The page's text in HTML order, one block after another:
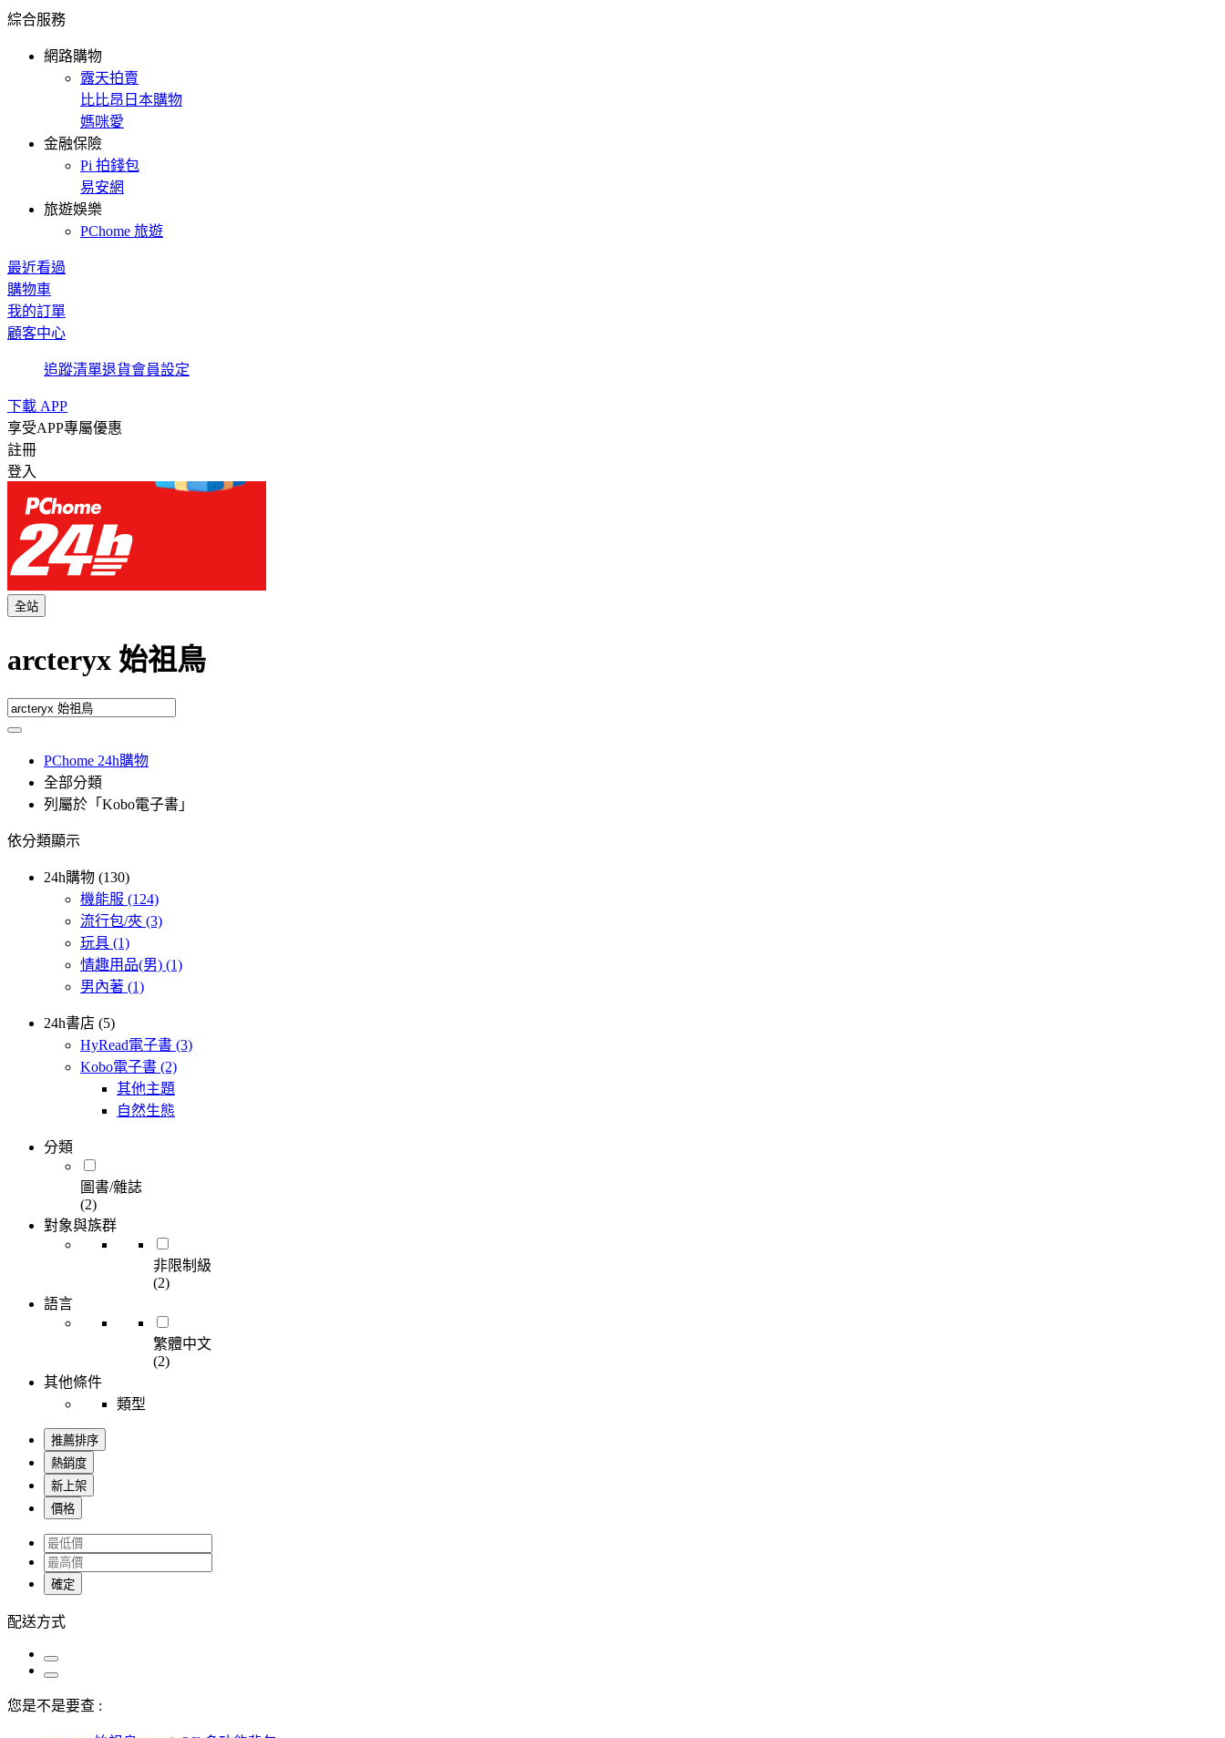
綜合服務
網路購物
露天拍賣
比比昂日本購物
媽咪愛
金融保險
Pi 拍錢包
易安網
旅遊娛樂
PChome 旅遊
最近看過
購物車
我的訂單
顧客中心
追蹤清單退貨會員設定
下載 APP
享受APP專屬優惠
註冊
登入
全站
arcteryx 始祖鳥
PChome 24h購物
全部分類
列屬於「Kobo電子書」
依分類顯示
24h購物 (130)
機能服 (124)
流行包/夾 (3)
玩具 (1)
情趣用品(男) (1)
男內著 (1)
24h書店 (5)
HyRead電子書 (3)
Kobo電子書 (2)
其他主題
自然生態
分類
圖書/雜誌
(2)
對象與族群
非限制級
(2)
語言
繁體中文
(2)
其他條件
類型
推薦排序
熱銷度
新上架
價格
確定
配送方式
您是不是要查 :